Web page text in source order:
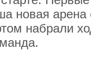
новая
набрали